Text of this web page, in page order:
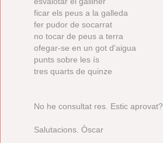
ficar els peus a la galleda
fer pudor de socarrat
no tocar de peus a terra
ofegar-se en un got d'aigua
punts sobre les ís
tres quarts de quinze
No he consultat res. Estic aprovat?
Salutacions. Òscar